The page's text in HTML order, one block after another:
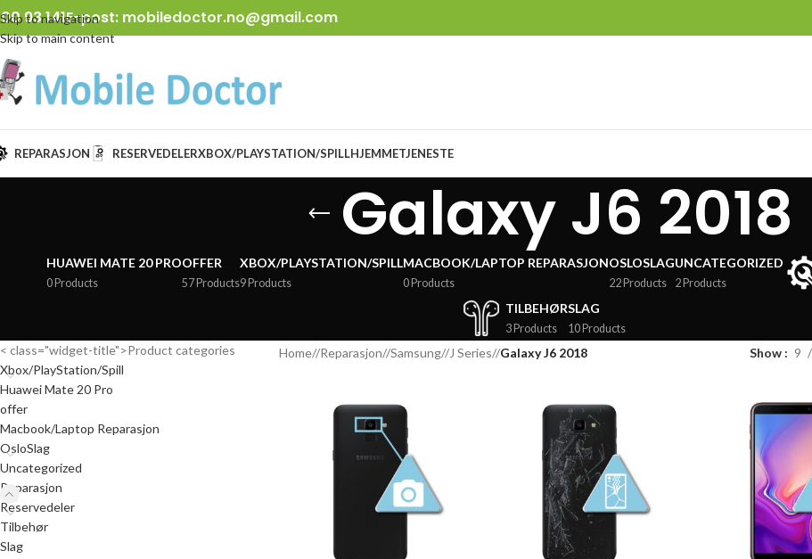
Skip to navigation
Skip to main content
93 141E-post: mobiledoctor.no@gmail.com
REPARASJON RESERVEDELERXBOX/PLAYSTATION/SPILLHJEMMETJENESTE
Galaxy J6 2018
HUAWEI MATE 20 PRO
0 Products
OFFER
57 Products
XBOX/PLAYSTATION/SPILL
9 Products
MACBOOK/LAPTOP REPARASJON
0 Products
OSLOSLAG
22 Products
UNCATEGORIZED
2 Products
TILBEHØR
3 Products
SLAG
10 Products
< class="widget-title">Product categories
Xbox/PlayStation/Spill
Huawei Mate 20 Pro
offer
Macbook/Laptop Reparasjon
OsloSlag
Uncategorized
Reparasjon
Reservedeler
Tilbehør
Slag
Home/ Reparasjon/ Samsung/ J Series/ Galaxy J6 2018 Show 9